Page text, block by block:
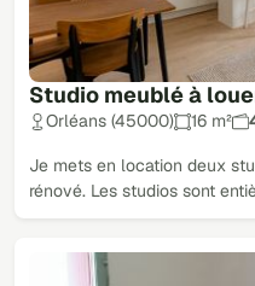
Studio meublé à
Orléans (45000) 16 m²
Je mets en location deux
rénové. Les studios sont